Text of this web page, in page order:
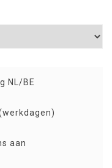
NL/BE
aan